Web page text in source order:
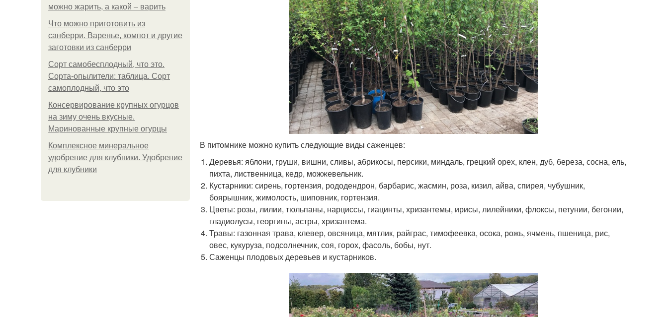
можно жарить, а какой – варить
Что можно приготовить из
санберри. Варенье, компот и другие
заготовки из санберри
Сорт самобесплодный, что это.
Сорта-опылители: таблица. Сорт
самоплодный, что это
Консервирование крупных огурцов
на зиму очень вкусные.
Маринованные крупные огурцы
Комплексное минеральное
удобрение для клубники. Удобрение
для клубники
В питомнике можно купить следующие виды саженцев:
Деревья: яблони, груши, вишни, сливы, абрикосы, персики, миндаль, грецкий орех, клен, дуб, береза, сосна, ель,
пихта, лиственница, кедр, можжевельник.
Кустарники: сирень, гортензия, рододендрон, барбарис, жасмин, роза, кизил, айва, спирея, чубушник,
боярышник, жимолость, шиповник, гортензия.
Цветы: розы, лилии, тюльпаны, нарциссы, гиацинты, хризантемы, ирисы, лилейники, флоксы, петунии, бегонии,
гладиолусы, георгины, астры, хризантема.
Травы: газонная трава, клевер, овсяница, мятлик, райграс, тимофеевка, осока, рожь, ячмень, пшеница, рис,
овес, кукуруза, подсолнечник, соя, горох, фасоль, бобы, нут.
Саженцы плодовых деревьев и кустарников.